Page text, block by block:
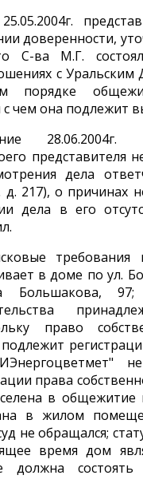
доверенности,
С-ва М.Г.
с Уральским
порядке
с чем она подлежит
представителя
дела
217), о причинах
дела в его
требования
в доме по ул.
право
не
права
в общежитие
в жилом
не обращался;
время дом
должна